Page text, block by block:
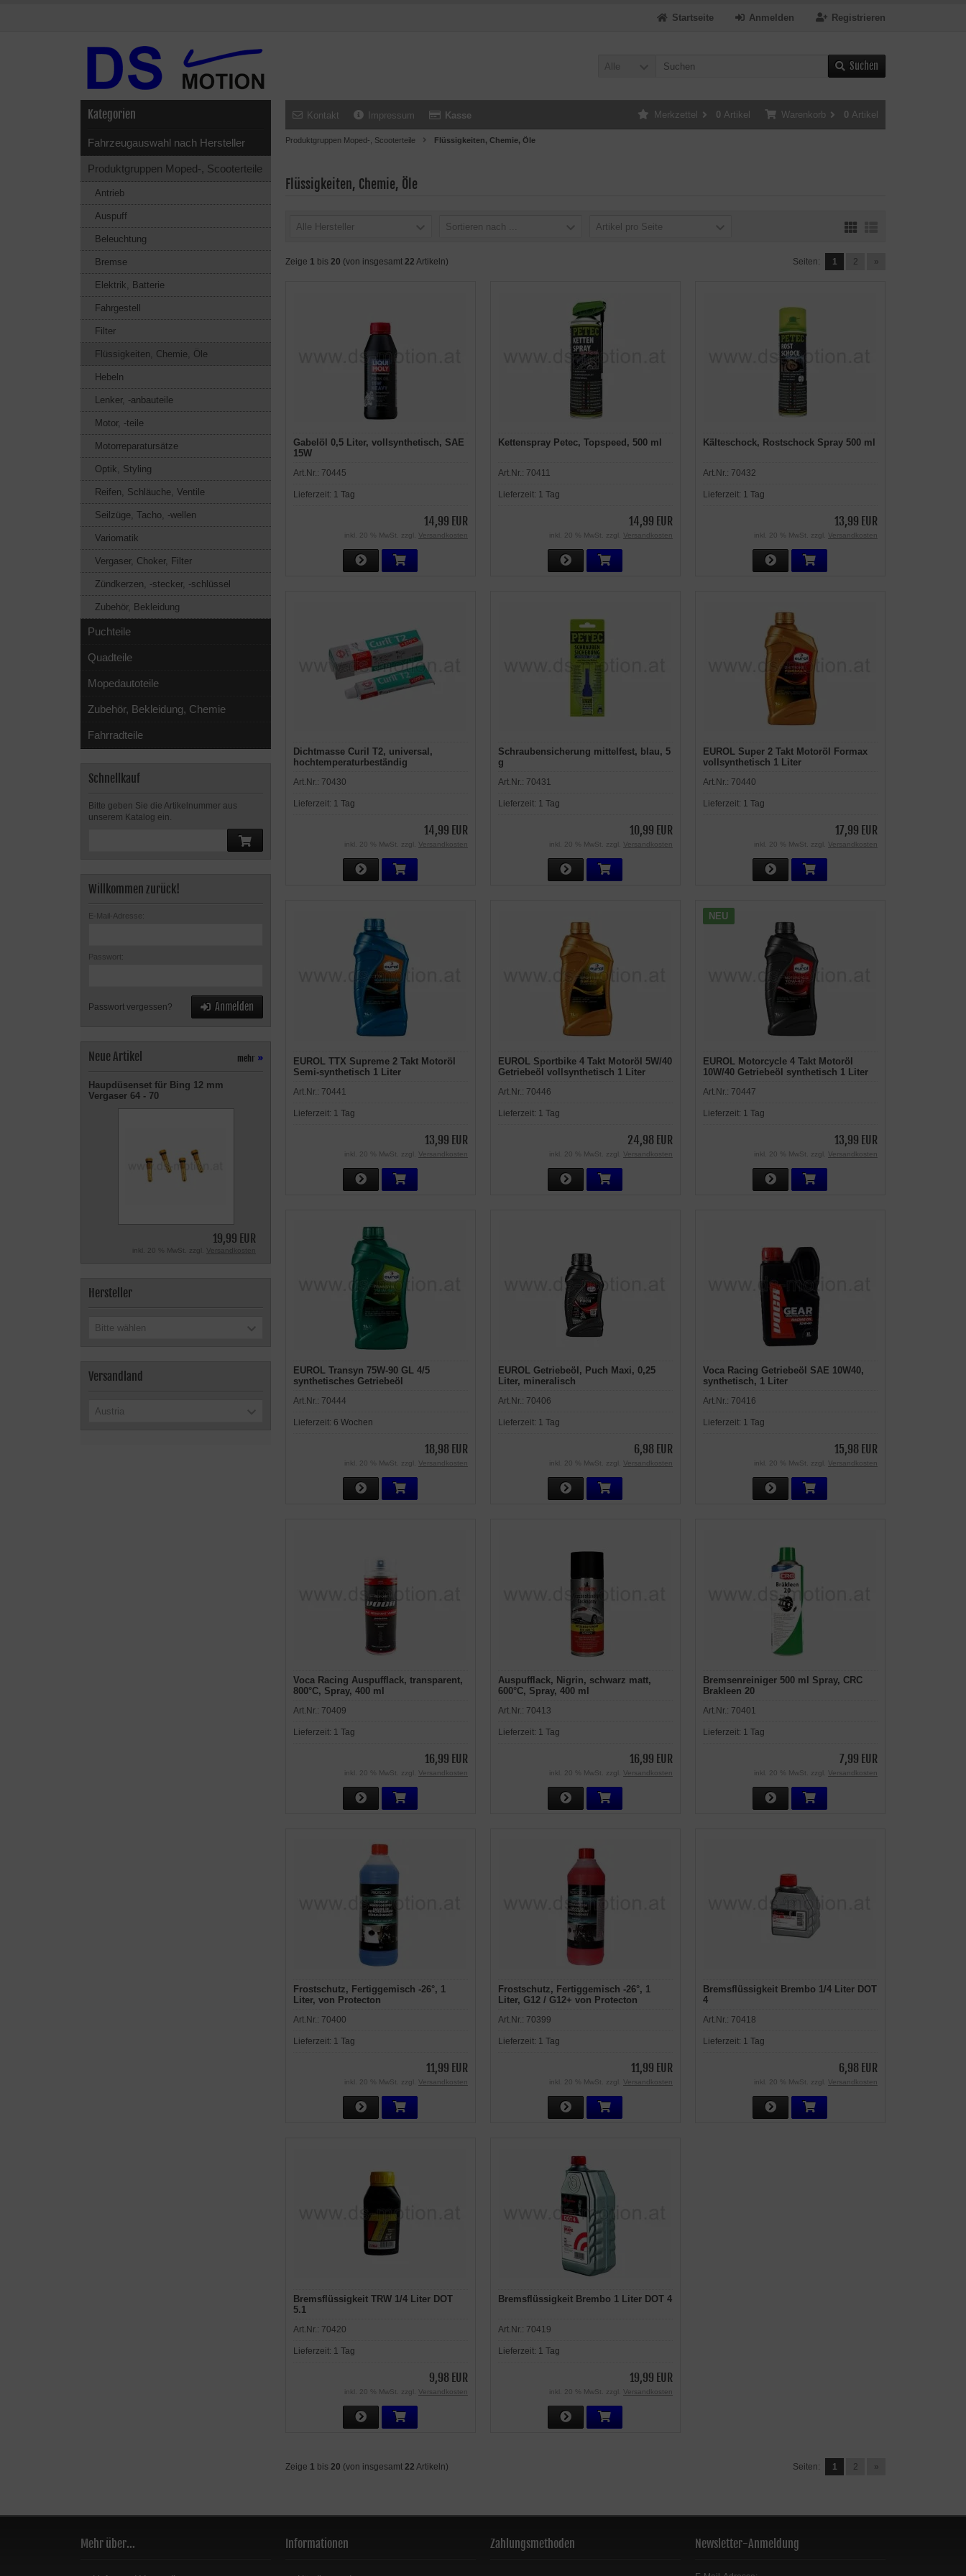
Registrieren
Anmelden
Startseite
Alle Suchen
Kontakt Impressum Kasse Warenkorb 0 Artikel
Merkzettel 0 Artikel
Produktgruppen Moped-, Scooterteile Flüssigkeiten, Chemie, Öle
Flüssigkeiten, Chemie, Öle
Alle Hersteller Sortieren nach ... Artikel pro Seite
Zeige 1 bis 20 (von insgesamt 22 Artikeln) Seiten: 1 2 »
Gabelöl 0,5 Liter, vollsynthetisch, SAE
15W
Art.Nr.: 70445
Lieferzeit: 1 Tag
14,99 EUR
inkl. 20 % MwSt. zzgl. Versandkosten
Kettenspray Petec, Topspeed, 500 ml
Art.Nr.: 70411
Lieferzeit: 1 Tag
14,99 EUR
inkl. 20 % MwSt. zzgl. Versandkosten
Kälteschock, Rostschock Spray 500 ml
Art.Nr.: 70432
Lieferzeit: 1 Tag
13,99 EUR
inkl. 20 % MwSt. zzgl. Versandkosten
Dichtmasse Curil T2, universal,
hochtemperaturbeständig
Art.Nr.: 70430
Lieferzeit: 1 Tag
14,99 EUR
inkl. 20 % MwSt. zzgl. Versandkosten
Schraubensicherung mittelfest, blau, 5
g
Art.Nr.: 70431
Lieferzeit: 1 Tag
10,99 EUR
inkl. 20 % MwSt. zzgl. Versandkosten
EUROL Super 2 Takt Motoröl Formax
vollsynthetisch 1 Liter
Art.Nr.: 70440
Lieferzeit: 1 Tag
17,99 EUR
inkl. 20 % MwSt. zzgl. Versandkosten
EUROL TTX Supreme 2 Takt Motoröl
Semi-synthetisch 1 Liter
Art.Nr.: 70441
Lieferzeit: 1 Tag
13,99 EUR
inkl. 20 % MwSt. zzgl. Versandkosten
EUROL Sportbike 4 Takt Motoröl 5W/40
Getriebeöl vollsynthetisch 1 Liter
Art.Nr.: 70446
Lieferzeit: 1 Tag
24,98 EUR
inkl. 20 % MwSt. zzgl. Versandkosten
NEU
EUROL Motorcycle 4 Takt Motoröl
10W/40 Getriebeöl synthetisch 1 Liter
Art.Nr.: 70447
Lieferzeit: 1 Tag
13,99 EUR
inkl. 20 % MwSt. zzgl. Versandkosten
EUROL Transyn 75W-90 GL 4/5
synthetisches Getriebeöl
Art.Nr.: 70444
Lieferzeit: 6 Wochen
18,98 EUR
inkl. 20 % MwSt. zzgl. Versandkosten
EUROL Getriebeöl, Puch Maxi, 0,25
Liter, mineralisch
Art.Nr.: 70406
Lieferzeit: 1 Tag
6,98 EUR
inkl. 20 % MwSt. zzgl. Versandkosten
Voca Racing Getriebeöl SAE 10W40,
synthetisch, 1 Liter
Art.Nr.: 70416
Lieferzeit: 1 Tag
15,98 EUR
inkl. 20 % MwSt. zzgl. Versandkosten
Voca Racing Auspufflack, transparent,
800°C, Spray, 400 ml
Art.Nr.: 70409
Lieferzeit: 1 Tag
16,99 EUR
inkl. 20 % MwSt. zzgl. Versandkosten
Auspufflack, Nigrin, schwarz matt,
600°C, Spray, 400 ml
Art.Nr.: 70413
Lieferzeit: 1 Tag
16,99 EUR
inkl. 20 % MwSt. zzgl. Versandkosten
Bremsenreiniger 500 ml Spray, CRC
Brakleen 20
Art.Nr.: 70401
Lieferzeit: 1 Tag
7,99 EUR
inkl. 20 % MwSt. zzgl. Versandkosten
Frostschutz, Fertiggemisch -26°, 1
Liter, von Protecton
Art.Nr.: 70400
Lieferzeit: 1 Tag
11,99 EUR
inkl. 20 % MwSt. zzgl. Versandkosten
Frostschutz, Fertiggemisch -26°, 1
Liter, G12 / G12+ von Protecton
Art.Nr.: 70399
Lieferzeit: 1 Tag
11,99 EUR
inkl. 20 % MwSt. zzgl. Versandkosten
Bremsflüssigkeit Brembo 1/4 Liter DOT
4
Art.Nr.: 70418
Lieferzeit: 1 Tag
6,98 EUR
inkl. 20 % MwSt. zzgl. Versandkosten
Bremsflüssigkeit TRW 1/4 Liter DOT
5.1
Art.Nr.: 70420
Lieferzeit: 1 Tag
9,98 EUR
inkl. 20 % MwSt. zzgl. Versandkosten
Bremsflüssigkeit Brembo 1 Liter DOT 4
Art.Nr.: 70419
Lieferzeit: 1 Tag
19,99 EUR
inkl. 20 % MwSt. zzgl. Versandkosten
Zeige 1 bis 20 (von insgesamt 22 Artikeln) Seiten: 1 2 »
Kategorien
Fahrzeugauswahl nach Hersteller
Produktgruppen Moped-, Scooterteile
Antrieb
Auspuff
Beleuchtung
Bremse
Elektrik, Batterie
Fahrgestell
Filter
Flüssigkeiten, Chemie, Öle
Hebeln
Lenker, -anbauteile
Motor, -teile
Motorreparatursätze
Optik, Styling
Reifen, Schläuche, Ventile
Seilzüge, Tacho, -wellen
Variomatik
Vergaser, Choker, Filter
Zündkerzen, -stecker, -schlüssel
Zubehör, Bekleidung
Puchteile
Quadteile
Mopedautoteile
Zubehör, Bekleidung, Chemie
Fahrradteile
Schnellkauf
Bitte geben Sie die Artikelnummer aus
unserem Katalog ein.
Willkommen zurück!
E-Mail-Adresse:
Passwort:
Passwort vergessen? Anmelden
Neue Artikel mehr »
Haupdüsenset für Bing 12 mm
Vergaser 64 - 70
19,99 EUR
inkl. 20 % MwSt. zzgl. Versandkosten
Hersteller
Bitte wählen
Versandland
Austria
Mehr über... Informationen Zahlungsmethoden Newsletter-Anmeldung